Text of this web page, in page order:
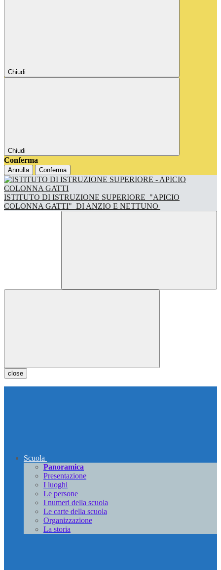
Chiudi
Chiudi
Conferma
Annulla Conferma
ISTITUTO DI ISTRUZIONE SUPERIORE "APICIO
COLONNA GATTI" DI ANZIO E NETTUNO
close
Scuola
Panoramica
Presentazione
I luoghi
Le persone
I numeri della scuola
Le carte della scuola
Organizzazione
La storia